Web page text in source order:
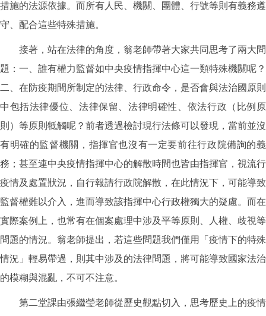
措施的法源依據。而所有人民、機關、團體、行號等則有義務遵
守、配合這些特殊措施。
接著，站在法律的角度，翁老師帶著大家共同思考了兩大問
題：一、誰有權力監督如中央疫情指揮中心這一類特殊機關呢？
二、在防疫期間所制定的法律、行政命令，是否會與法治國原則
中包括法律優位、法律保留、法律明確性、依法行政（比例原
則）等原則牴觸呢？前者透過檢討現行法條可以發現，當前並沒
有明確的監督機關，指揮官也沒有一定要前往行政院備詢的義
務；甚至連中央疫情指揮中心的解散時間也皆由指揮官，視流行
疫情及處置狀況，自行報請行政院解散，在此情況下，可能導致
監督權難以介入，進而導致該指揮中心行政權獨大的疑慮。而在
實際案例上，也常有在個案處理中涉及平等原則、人權、歧視等
問題的情況。翁老師提出，若這些問題我們僅用「疫情下的特殊
情況」輕易帶過，則其中涉及的法律問題，將可能導致國家法治
的模糊與混亂，不可不注意。
第二堂課由張繼瑩老師從歷史觀點切入，思考歷史上的疫情